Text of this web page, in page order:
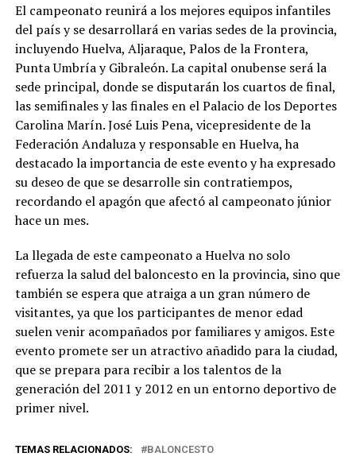
El campeonato reunirá a los mejores equipos infantiles
del país y se desarrollará en varias sedes de la provincia,
incluyendo Huelva, Aljaraque, Palos de la Frontera,
Punta Umbría y Gibraleón. La capital onubense será la
sede principal, donde se disputarán los cuartos de final,
las semifinales y las finales en el Palacio de los Deportes
Carolina Marín. José Luis Pena, vicepresidente de la
Federación Andaluza y responsable en Huelva, ha
destacado la importancia de este evento y ha expresado
su deseo de que se desarrolle sin contratiempos,
recordando el apagón que afectó al campeonato júnior
hace un mes.
La llegada de este campeonato a Huelva no solo
refuerza la salud del baloncesto en la provincia, sino que
también se espera que atraiga a un gran número de
visitantes, ya que los participantes de menor edad
suelen venir acompañados por familiares y amigos. Este
evento promete ser un atractivo añadido para la ciudad,
que se prepara para recibir a los talentos de la
generación del 2011 y 2012 en un entorno deportivo de
primer nivel.
TEMAS RELACIONADOS: BALONCESTO